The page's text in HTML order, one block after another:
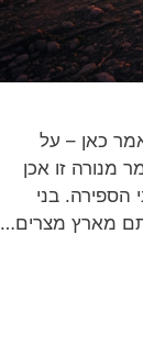
כאן – על
מנורה זו אכן
לנו מתקופת הברונזה המאוחרת, החל מהמאה ה-16 לפני הספירה. בני
מארץ מצרים…